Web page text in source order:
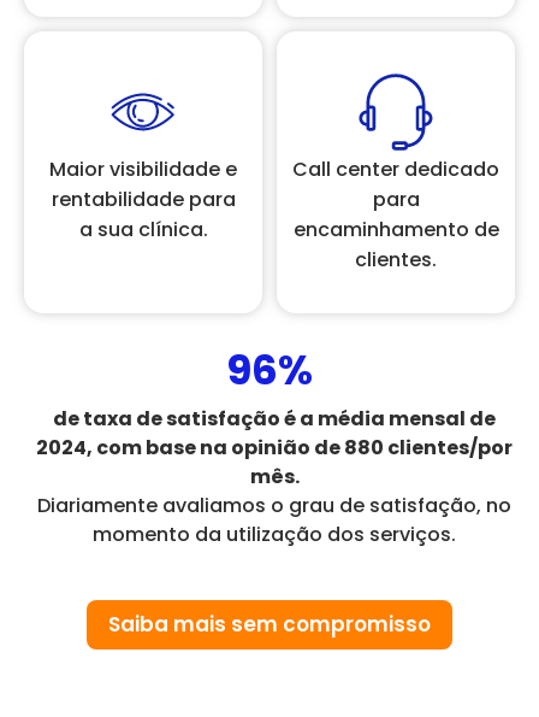
Maior visibilidade e
rentabilidade para
a sua clínica.
Call center dedicado
para
encaminhamento de
clientes.
96%
de taxa de satisfação é a média mensal de
2024, com base na opinião de 880 clientes/por
mês.
Diariamente avaliamos o grau de satisfação, no
momento da utilização dos serviços.
Saiba mais sem compromisso